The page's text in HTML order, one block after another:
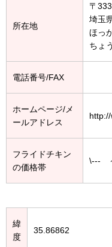
所在地
〒
埼玉
ほっ
ちょ
電話番号/FAX
ホームページ/メ
ールアドレス
フライドチキン
の価格帯
\---
緯
度
35.86862